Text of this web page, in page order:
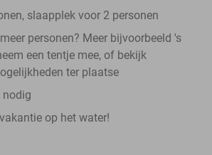
slaapplek voor 2 personen
personen? Meer bijvoorbeeld 's
een tentje mee, of bekijk
ter plaatse
nodig
op het water!